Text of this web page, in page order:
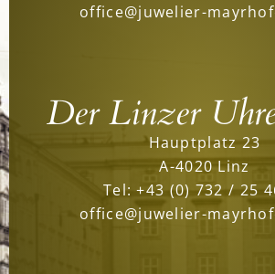
office@juwelier-
Der Linzer
Hauptplatz 23
A-4020 Linz
Tel:+43 (0) 732 / 25
office@juwelier-